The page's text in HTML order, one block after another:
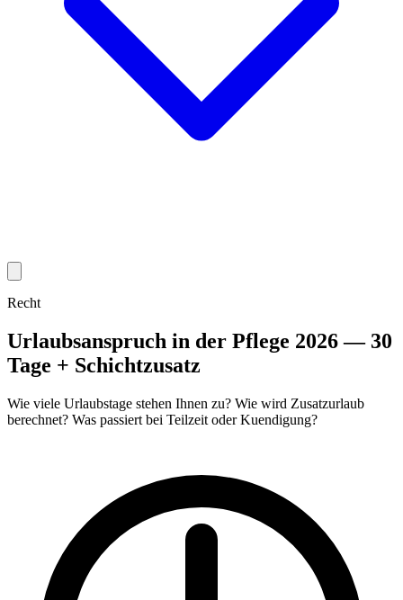
Recht
Urlaubsanspruch in der Pflege 2026 — 30
Tage + Schichtzusatz
Wie viele Urlaubstage stehen Ihnen zu? Wie wird Zusatzurlaub
berechnet? Was passiert bei Teilzeit oder Kuendigung?